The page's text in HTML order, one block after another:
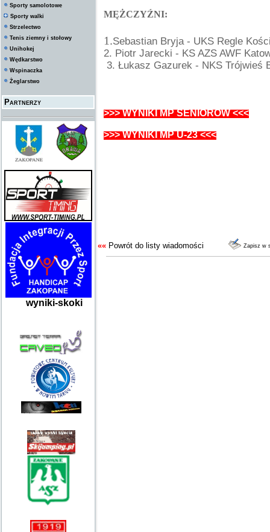
Sporty samolotowe
Sporty walki
Strzelectwo
Tenis ziemny i stołowy
Unihokej
Wędkarstwo
Wspinaczka
Żeglarstwo
Partnerzy
wyniki-skoki
MĘŻCZYŹNI:
1.Sebastian Bryja - UKS Regle
2. Piotr Jarecki - KS AZS AWF
3. Łukasz Gazurek - NKS Trójwieś
>>> WYNIKI MP SENIORÓW <<<
>>> WYNIKI MP U-23 <<<
«« Powrót do listy wiadomości Zapisz w